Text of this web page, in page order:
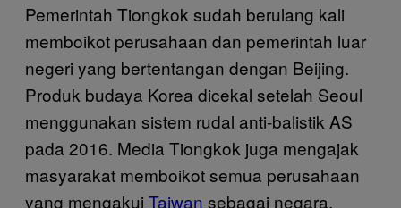
Pemerintah Tiongkok sudah berulang kali
memboikot perusahaan dan pemerintah luar
negeri yang bertentangan dengan Beijing.
Produk budaya Korea dicekal setelah Seoul
menggunakan sistem rudal anti-balistik AS
pada 2016. Media Tiongkok juga mengajak
masyarakat memboikot semua perusahaan
yang mengakui Taiwan sebagai negara.